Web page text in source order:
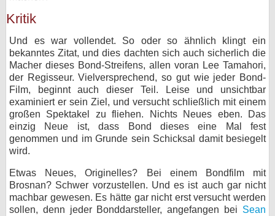
Kritik
Und es war vollendet. So oder so ähnlich klingt ein
bekanntes Zitat, und dies dachten sich auch sicherlich die
Macher dieses Bond-Streifens, allen voran Lee Tamahori,
der Regisseur. Vielversprechend, so gut wie jeder Bond-
Film, beginnt auch dieser Teil. Leise und unsichtbar
examiniert er sein Ziel, und versucht schließlich mit einem
großen Spektakel zu fliehen. Nichts Neues eben. Das
einzig Neue ist, dass Bond dieses eine Mal fest
genommen und im Grunde sein Schicksal damit besiegelt
wird.
Etwas Neues, Originelles? Bei einem Bondfilm mit
Brosnan? Schwer vorzustellen. Und es ist auch gar nicht
machbar gewesen. Es hätte gar nicht erst versucht werden
sollen, denn jeder Bonddarsteller, angefangen bei Sean